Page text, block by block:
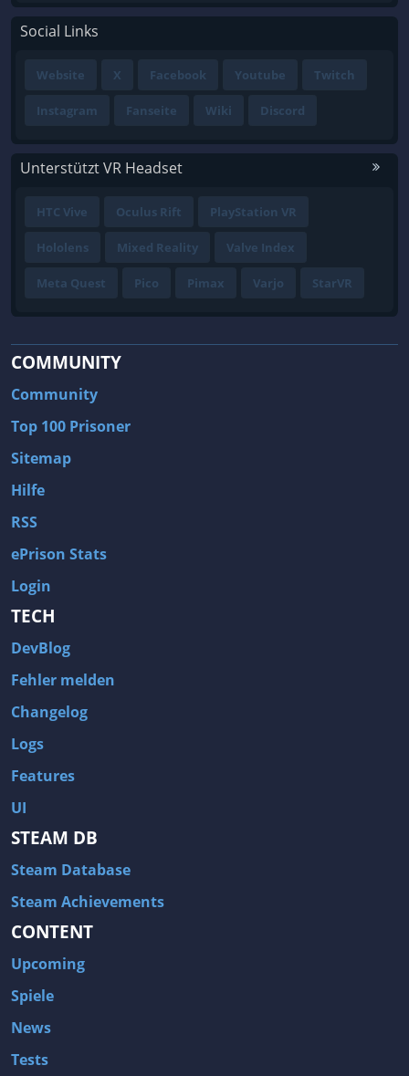
Social Links
Website X Facebook Youtube Twitch
Instagram Fanseite Wiki Discord
Unterstützt VR Headset
HTC Vive Oculus Rift PlayStation VR
Hololens Mixed Reality Valve Index
Meta Quest Pico Pimax Varjo StarVR
COMMUNITY
Community
Top 100 Prisoner
Sitemap
Hilfe
RSS
ePrison Stats
Login
TECH
DevBlog
Fehler melden
Changelog
Logs
Features
UI
STEAM DB
Steam Database
Steam Achievements
CONTENT
Upcoming
Spiele
News
Tests